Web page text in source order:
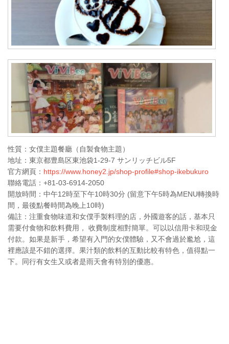
性質：女僕主題餐廳（自製食物主題）
地址：東京都豊島区東池袋1-29-7 サンリッチビル5F
官方網頁： https://www.honey2.jp/shop-profile#shop-ikebukuro
聯絡電話：+81-03-6914-2050
開放時間：中午12時至下午10時30分 (留意下午5時為MENU轉換時
間，最後點餐時間為晚上10時)
備註：注重食物味道和女僕手製料理的店，外國遊客的話，基本只
需要付食物和飲料費用， 收費制度相對簡單。可以以信用卡和現金
付款。如果是新手，希望有入門的女僕體驗，又不會過於尷尬，這
裡應該是不錯的選擇。果汁類的飲料的互動比較有特色，值得點一
下。同行有女生又或者是雨天會有特別的優惠。